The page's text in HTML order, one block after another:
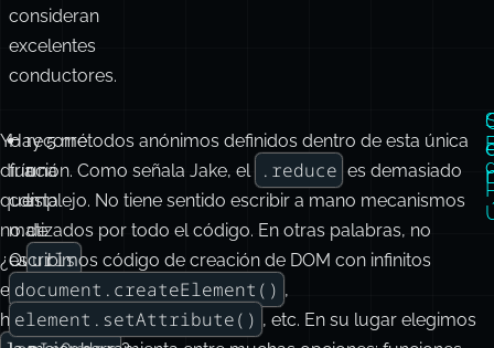
consideran
excelentes
conductores.
Yo
diría
que
no.
¿Qué
está
haciendo
recorre
una
lista
de
urls
las
pasa
Hay 5 métodos anónimos definidos dentro de esta única
función. Como señala Jake, el
.reduce es demasiado
complejo. No tiene sentido escribir a mano mecanismos
matizados por todo el código. En otras palabras, no
escribimos código de creación de DOM con infinitos
document.createElement() ,
element.setAttribute() , etc. En su lugar elegimos